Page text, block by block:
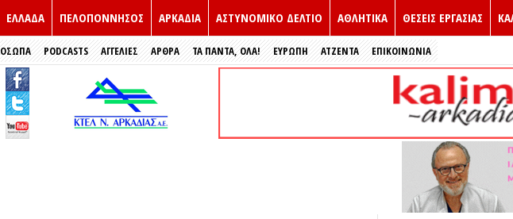
ΕΛΛΑΔΑ ΠΕΛΟΠΟΝΝΗΣΟΣ ΑΡΚΑΔΙΑ ΑΣΤΥΝΟΜΙΚΟ ΔΕΛΤΙΟ ΑΘΛΗΤΙΚΑ ΘΕΣΕΙΣ ΕΡΓΑΣΙΑΣ
PODCASTS ΑΓΓΕΛΙΕΣ ΑΡΘΡΑ ΤΑ ΠΑΝΤΑ, ΟΛΑ! ΕΥΡΏΠΗ ΑΤΖΕΝΤΑ ΕΠΙΚΟΙΝΩΝΙΑ